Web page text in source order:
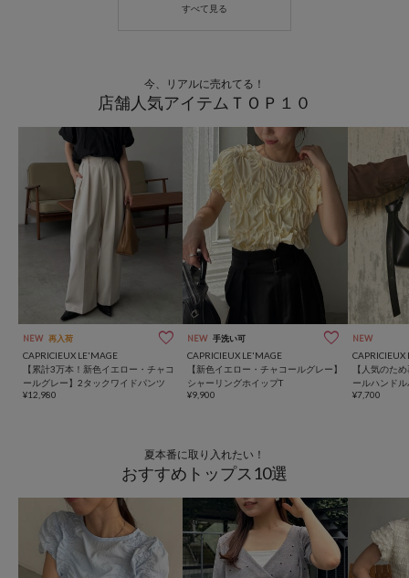
今、リアルに売れてる！
店舗人気アイテムＴＯＰ１０
NEW 再入荷
CAPRICIEUX LE'MAGE
【累計3万本！新色イエロー・チャコ
ールグレー】2タックワイドパンツ
¥12,980
NEW 手洗い可
CAPRICIEUX LE'MAGE
【新色イエロー・チャコールグレー】
シャーリングホイップT
¥9,900
NEW
CAPRICIEUX
【人気のた
ールハンド
¥7,700
夏本番に取り入れたい！
おすすめトップス10選